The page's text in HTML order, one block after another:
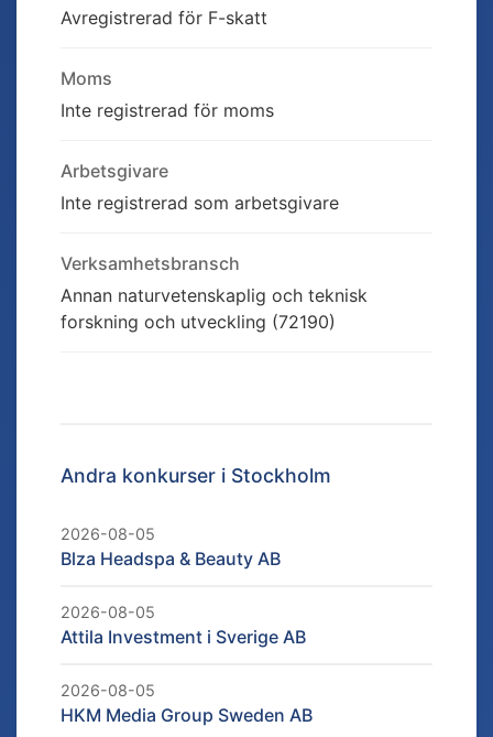
Avregistrerad för F-skatt
Moms
Inte registrerad för moms
Arbetsgivare
Inte registrerad som arbetsgivare
Verksamhetsbransch
Annan naturvetenskaplig och teknisk
forskning och utveckling (72190)
Andra konkurser i Stockholm
2026-08-05
Blza Headspa & Beauty AB
2026-08-05
Attila Investment i Sverige AB
2026-08-05
HKM Media Group Sweden AB